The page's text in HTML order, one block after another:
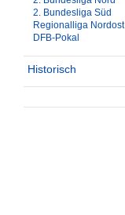
2. Bundesliga Süd
Regionalliga Nordost
DFB-Pokal
Historisch